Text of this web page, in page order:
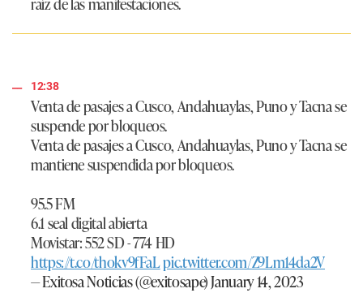
12:38
Venta de pasajes a Cusco, Andahuaylas, Puno y Tacna se
suspende por bloqueos.
Venta de pasajes a Cusco, Andahuaylas, Puno y Tacna se
mantiene suspendida por bloqueos.
95.5 FM
6.1 seal digital abierta
Movistar: 552 SD - 774 HD
https://t.co/thokv9fFaLpic.twitter.com/Z9Lm14da2V
— Exitosa Noticias (@exitosape)January 14, 2023